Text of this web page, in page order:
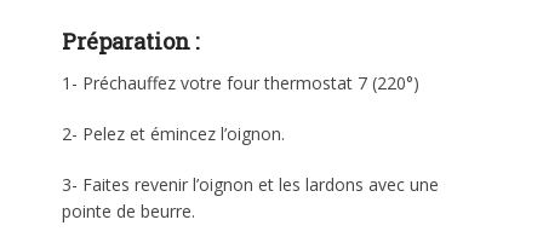
Préparation :
1- Préchauffez votre four thermostat 7 (220°)
2- Pelez et émincez l’oignon.
3- Faites revenir l’oignon et les lardons avec une
pointe de beurre.